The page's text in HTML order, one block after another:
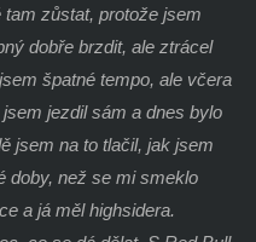
zůstat, protože jsem
dobře brzdit, ale ztrácel
špatné tempo, ale včera
jezdil sám a dnes bylo
jsem na to tlačil, jak jsem
doby, než se mi smeklo
a já měl highsidera.